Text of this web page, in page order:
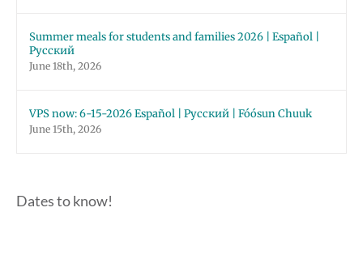
Summer meals for students and families 2026 | Español |
Русский
June 18th, 2026
VPS now: 6-15-2026 Español | Русский | Fóósun Chuuk
June 15th, 2026
Dates to know!